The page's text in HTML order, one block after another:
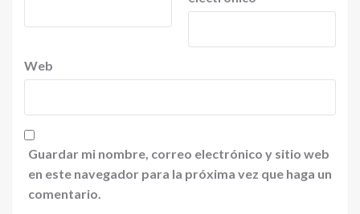
Web
Guardar mi nombre, correo electrónico y sitio web
en este navegador para la próxima vez que haga un
comentario.